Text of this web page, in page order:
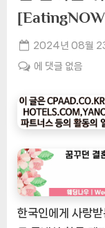
Posted
on
2024년 08월
[잇
나
우
ㅣ
인
기
상
품]
한
에 댓글 없음
한국인에게 사랑